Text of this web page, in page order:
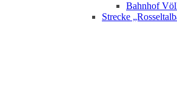
Bahnhof
Strecke